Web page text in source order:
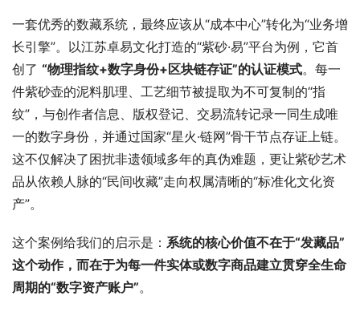
一套优秀的数藏系统，最终应该从“成本中心”转化为“业务增
长引擎”。以江苏卓易文化打造的“紫砂·易”平台为例，它首
创了 “物理指纹+数字身份+区块链存证”的认证模式。每一
件紫砂壶的泥料肌理、工艺细节被提取为不可复制的“指
纹”，与创作者信息、版权登记、交易流转记录一同生成唯
一的数字身份，并通过国家“星火·链网”骨干节点存证上链。
这不仅解决了困扰非遗领域多年的真伪难题，更让紫砂艺术
品从依赖人脉的“民间收藏”走向权属清晰的“标准化文化资
产”。
这个案例给我们的启示是： 系统的核心价值不在于“发藏品”
这个动作，而在于为每一件实体或数字商品建立贯穿全生命
周期的“数字资产账户”。